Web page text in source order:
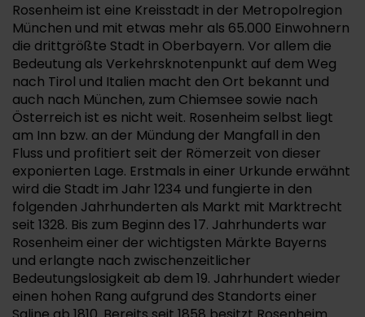
Rosenheim ist eine Kreisstadt in der Metropolregion
München und mit etwas mehr als 65.000 Einwohnern
die drittgrößte Stadt in Oberbayern. Vor allem die
Bedeutung als Verkehrsknotenpunkt auf dem Weg
nach Tirol und Italien macht den Ort bekannt und
auch nach München, zum Chiemsee sowie nach
Österreich ist es nicht weit. Rosenheim selbst liegt
am Inn bzw. an der Mündung der Mangfall in den
Fluss und profitiert seit der Römerzeit von dieser
exponierten Lage. Erstmals in einer Urkunde erwähnt
wird die Stadt im Jahr 1234 und fungierte in den
folgenden Jahrhunderten als Markt mit Marktrecht
seit 1328. Bis zum Beginn des 17. Jahrhunderts war
Rosenheim einer der wichtigsten Märkte Bayerns
und erlangte nach zwischenzeitlicher
Bedeutungslosigkeit ab dem 19. Jahrhundert wieder
einen hohen Rang aufgrund des Standorts einer